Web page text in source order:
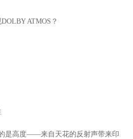
ATMOS？
的是高度——来自天花的反射声带来印